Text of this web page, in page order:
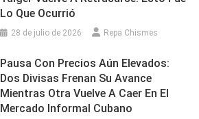
Lo Que Ocurrió
28 de julio de 2026 Repa Chismes
Pausa Con Precios Aún Elevados:
Dos Divisas Frenan Su Avance
Mientras Otra Vuelve A Caer En El
Mercado Informal Cubano